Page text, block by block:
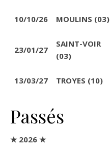
10/10/26 MOULINS (03)
23/01/27
SAINT-VOIR
(03)
13/03/27 TROYES (10)
Passés
★ 2026 ★